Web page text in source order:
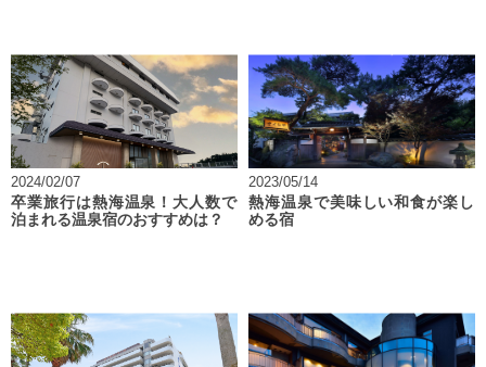
2024/02/07
卒業旅行は熱海温泉！大人数で
泊まれる温泉宿のおすすめは？
2023/05/14
熱海温泉で美味しい和食が楽し
める宿